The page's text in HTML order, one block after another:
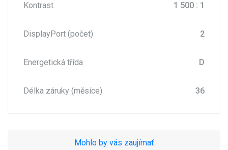
Kontrast 1 500 : 1
DisplayPort (počet) 2
Energetická třída D
Délka záruky (měsíce) 36
Mohlo by vás zaujímať